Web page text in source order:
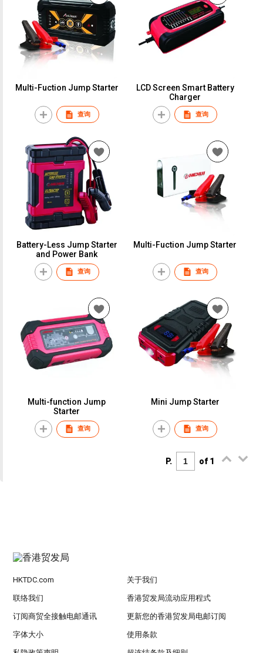
Multi-Fuction Jump Starter
查询
LCD Screen Smart Battery
Charger
查询
Battery-Less Jump Starter
and Power Bank
查询
Multi-Fuction Jump Starter
查询
Multi-function Jump
Starter
查询
Mini Jump Starter
查询
P. of 1
HKTDC.com 关于我们
联络我们 香港贸发局流动应用程式
订阅商贸全接触电邮通讯 更新您的香港贸发局电邮订阅
字体大小 使用条款